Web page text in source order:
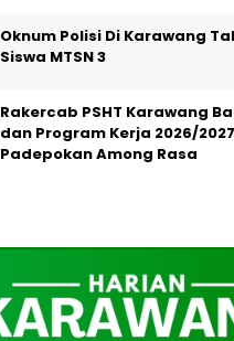
Oknum Polisi Di Karawang
Siswa MTSN 3
Rakercab PSHT Karawang
dan Program Kerja 2026/
Padepokan Among Rasa